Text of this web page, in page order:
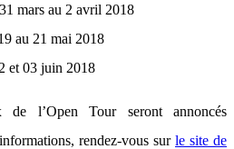
mars au 2 avril 2018
au 21 mai 2018
et 03 juin 2018
l’Open Tour seront annoncés
rendez-vous sur le site de